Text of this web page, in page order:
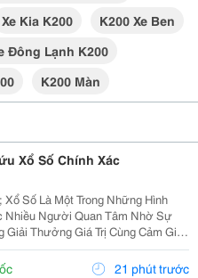
Xe Kia K200
K200 Xe Ben
Đông Lạnh K200
K200 Màn
Xổ Số Chính Xác
Nhiều Người Quan Tâm Nhờ Sự
Giải Thưởng Giá Trị Cùng Cảm Giác
Kết Quả Quay Thưởng. Tuy Nhiên,
Tin Nhanh Chóng Và Chính Xác...
21 phút trước